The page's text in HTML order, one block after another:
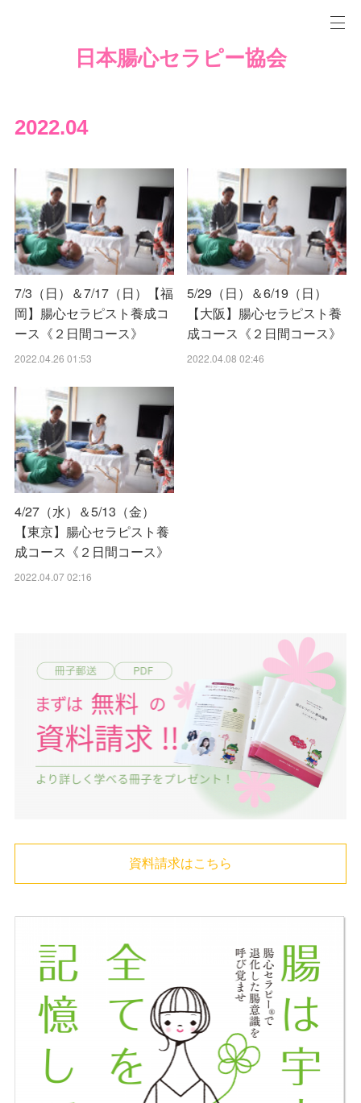
日本腸心セラピー協会
2022.04
7/3（日）＆7/17（日）【福
岡】腸心セラピスト養成コ
ース《２日間コース》
2022.04.26 01:53
5/29（日）＆6/19（日）
【大阪】腸心セラピスト養
成コース《２日間コース》
2022.04.08 02:46
4/27（水）＆5/13（金）
【東京】腸心セラピスト養
成コース《２日間コース》
2022.04.07 02:16
資料請求はこちら